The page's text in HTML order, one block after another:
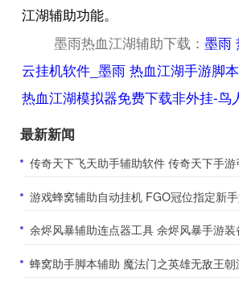
江湖辅助功能。
墨雨热血江湖辅助下载：墨雨
云挂机软件_墨雨 热血江湖手游脚
热血江湖模拟器免费下载非外挂-鸟
最新新闻
传奇天下飞天助手辅助软件 传奇天下手
游戏蜂窝辅助自动挂机 FGO冠位指定新
余烬风暴辅助连点器工具 余烬风暴手游装
蜂窝助手脚本辅助 魔法门之英雄无敌王